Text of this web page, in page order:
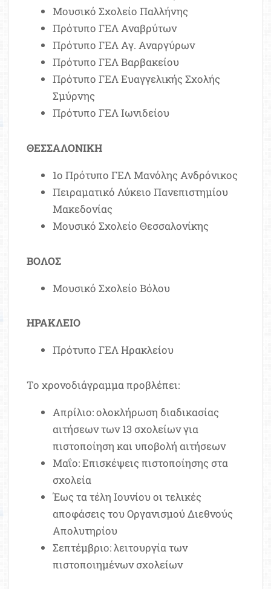
Μουσικό Σχολείο Παλλήνης
Πρότυπο ΓΕΛ Αναβρύτων
Πρότυπο ΓΕΛ Αγ. Αναργύρων
Πρότυπο ΓΕΛ Βαρβακείου
Πρότυπο ΓΕΛ Ευαγγελικής Σχολής
Σμύρνης
Πρότυπο ΓΕΛ Ιωνιδείου
ΘΕΣΣΑΛΟΝΙΚΗ
1ο Πρότυπο ΓΕΛ Μανόλης Ανδρόνικος
Πειραματικό Λύκειο Πανεπιστημίου
Μακεδονίας
Μουσικό Σχολείο Θεσσαλονίκης
ΒΟΛΟΣ
Μουσικό Σχολείο Βόλου
ΗΡΑΚΛΕΙΟ
Πρότυπο ΓΕΛ Ηρακλείου
Το χρονοδιάγραμμα προβλέπει:
Απρίλιο: ολοκλήρωση διαδικασίας
αιτήσεων των 13 σχολείων για
πιστοποίηση και υποβολή αιτήσεων
Μαΐο: Επισκέψεις πιστοποίησης στα
σχολεία
Έως τα τέλη Ιουνίου οι τελικές
αποφάσεις του Οργανισμού Διεθνούς
Απολυτηρίου
Σεπτέμβριο: λειτουργία των
πιστοποιημένων σχολείων